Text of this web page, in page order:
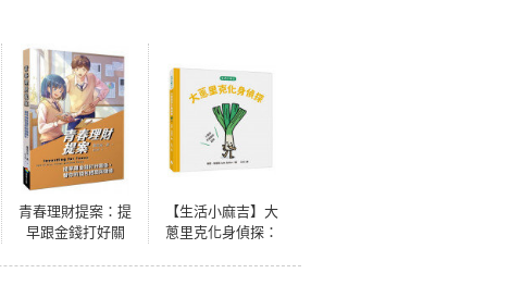
青春理財提案：提
早跟金錢打好關
【生活小麻吉】大
蔥里克化身偵探：